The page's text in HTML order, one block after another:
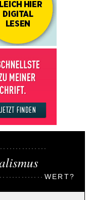
WERT?